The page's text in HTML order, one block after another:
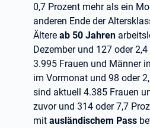
0,7 Prozent mehr als ein
anderen Ende der
Ältere ab 50 Jahren
Dezember und 127 oder
3.995 Frauen und Männer
im Vormonat und 98 oder
sind aktuell 4.385 Frauen
zuvor und 314 oder 7,7
mit ausländischem Pass